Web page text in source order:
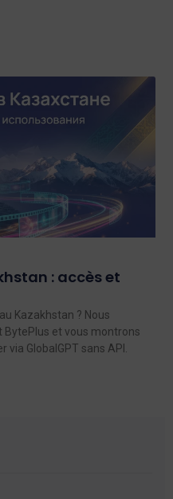
: accès et
Kazakhstan ? Nous
BytePlus et vous montrons
GlobalGPT sans API.